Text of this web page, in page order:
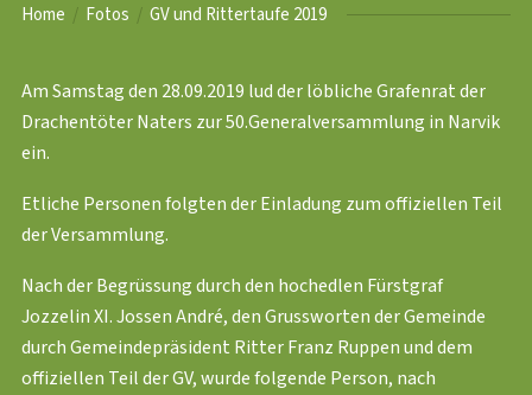
Home Fotos GV und Rittertaufe 2019
Am Samstag den 28.09.2019 lud der löbliche Grafenrat der
Drachentöter Naters zur 50.Generalversammlung in Narvik
ein.
Etliche Personen folgten der Einladung zum offiziellen Teil
der Versammlung.
Nach der Begrüssung durch den hochedlen Fürstgraf
Jozzelin XI. Jossen André, den Grussworten der Gemeinde
durch Gemeindepräsident Ritter Franz Ruppen und dem
offiziellen Teil der GV, wurde folgende Person, nach